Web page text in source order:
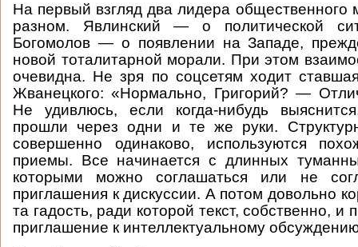
На первый взгляд два лидера общественного
разном. Явлинский — о политической
Богомолов — о появлении на Западе,
новой тоталитарной морали. При этом
очевидна. Не зря по соцсетям ходит
Жванецкого: «Нормально, Григорий? —
Не удивлюсь, если когда-нибудь
прошли через одни и те же руки.
совершенно одинаково, используются
приемы. Все начинается с длинных
которыми можно соглашаться или не
приглашения к дискуссии. А потом довольно
та гадость, ради которой текст, собственно, и
приглашение к интеллектуальному